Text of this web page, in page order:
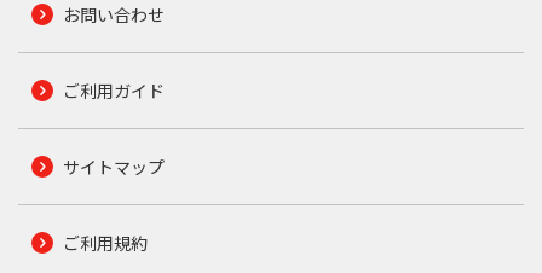
お問い合わせ
ご利用ガイド
サイトマップ
ご利用規約